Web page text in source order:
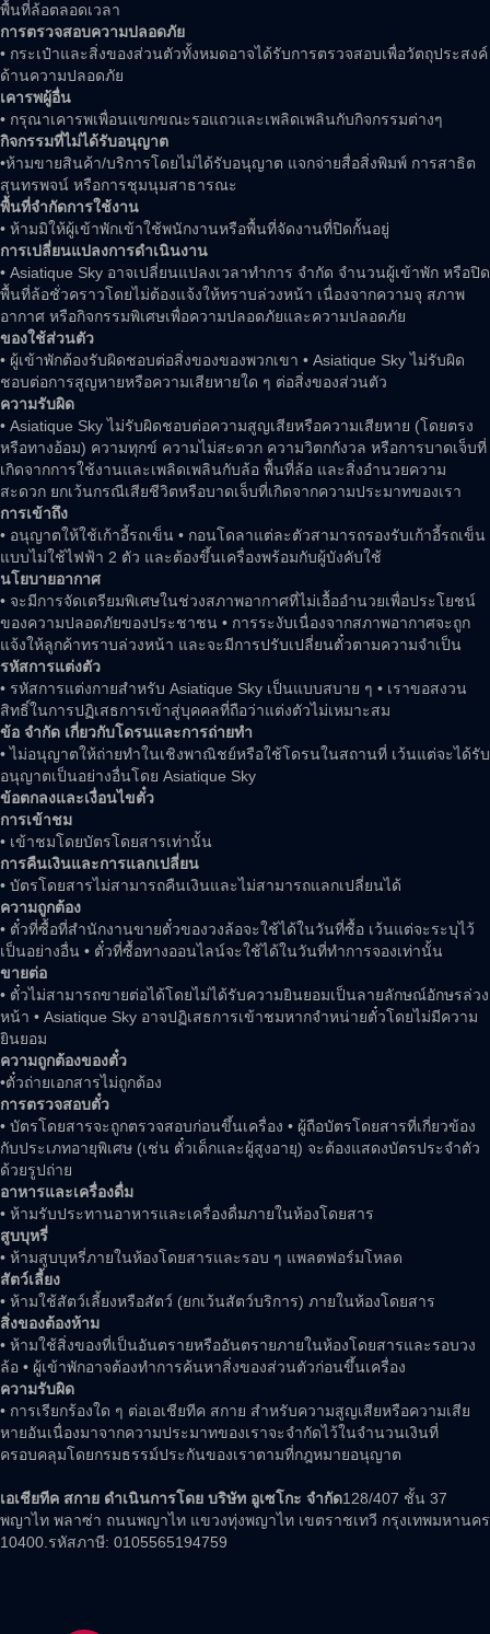
พื้นที่ล้อตลอดเวลา
การตรวจสอบความปลอดภัย
• กระเป๋าและสิ่งของส่วนตัวทั้งหมดอาจได้รับการตรวจสอบเพื่อวัตถุประสงค์
ด้านความปลอดภัย
เคารพผู้อื่น
• กรุณาเคารพเพื่อนแขกขณะรอแถวและเพลิดเพลินกับกิจกรรมต่างๆ
กิจกรรมที่ไม่ได้รับอนุญาต
•ห้ามขายสินค้า/บริการโดยไม่ได้รับอนุญาต แจกจ่ายสื่อสิ่งพิมพ์ การสาธิต
สุนทรพจน์ หรือการชุมนุมสาธารณะ
พื้นที่จำกัดการใช้งาน
• ห้ามมิให้ผู้เข้าพักเข้าใช้พนักงานหรือพื้นที่จัดงานที่ปิดกั้นอยู่
การเปลี่ยนแปลงการดำเนินงาน
• Asiatique Sky อาจเปลี่ยนแปลงเวลาทำการ จำกัด จำนวนผู้เข้าพัก หรือปิด
พื้นที่ล้อชั่วคราวโดยไม่ต้องแจ้งให้ทราบล่วงหน้า เนื่องจากความจุ สภาพ
อากาศ หรือกิจกรรมพิเศษเพื่อความปลอดภัยและความปลอดภัย
ของใช้ส่วนตัว
• ผู้เข้าพักต้องรับผิดชอบต่อสิ่งของของพวกเขา • Asiatique Sky ไม่รับผิด
ชอบต่อการสูญหายหรือความเสียหายใด ๆ ต่อสิ่งของส่วนตัว
ความรับผิด
• Asiatique Sky ไม่รับผิดชอบต่อความสูญเสียหรือความเสียหาย (โดยตรง
หรือทางอ้อม) ความทุกข์ ความไม่สะดวก ความวิตกกังวล หรือการบาดเจ็บที่
เกิดจากการใช้งานและเพลิดเพลินกับล้อ พื้นที่ล้อ และสิ่งอำนวยความ
สะดวก ยกเว้นกรณีเสียชีวิตหรือบาดเจ็บที่เกิดจากความประมาทของเรา
การเข้าถึง
• อนุญาตให้ใช้เก้าอี้รถเข็น • กอนโดลาแต่ละตัวสามารถรองรับเก้าอี้รถเข็น
แบบไม่ใช้ไฟฟ้า 2 ตัว และต้องขึ้นเครื่องพร้อมกับผู้บังคับใช้
นโยบายอากาศ
• จะมีการจัดเตรียมพิเศษในช่วงสภาพอากาศที่ไม่เอื้ออำนวยเพื่อประโยชน์
ของความปลอดภัยของประชาชน • การระงับเนื่องจากสภาพอากาศจะถูก
แจ้งให้ลูกค้าทราบล่วงหน้า และจะมีการปรับเปลี่ยนตั๋วตามความจำเป็น
รหัสการแต่งตัว
• รหัสการแต่งกายสำหรับ Asiatique Sky เป็นแบบสบาย ๆ • เราขอสงวน
สิทธิ์ในการปฏิเสธการเข้าสู่บุคคลที่ถือว่าแต่งตัวไม่เหมาะสม
ข้อ จำกัด เกี่ยวกับโดรนและการถ่ายทำ
• ไม่อนุญาตให้ถ่ายทำในเชิงพาณิชย์หรือใช้โดรนในสถานที่ เว้นแต่จะได้รับ
อนุญาตเป็นอย่างอื่นโดย Asiatique Sky
ข้อตกลงและเงื่อนไขตั๋ว
การเข้าชม
• เข้าชมโดยบัตรโดยสารเท่านั้น
การคืนเงินและการแลกเปลี่ยน
• บัตรโดยสารไม่สามารถคืนเงินและไม่สามารถแลกเปลี่ยนได้
ความถูกต้อง
• ตั๋วที่ซื้อที่สำนักงานขายตั๋วของวงล้อจะใช้ได้ในวันที่ซื้อ เว้นแต่จะระบุไว้
เป็นอย่างอื่น • ตั๋วที่ซื้อทางออนไลน์จะใช้ได้ในวันที่ทำการจองเท่านั้น
ขายต่อ
• ตั๋วไม่สามารถขายต่อได้โดยไม่ได้รับความยินยอมเป็นลายลักษณ์อักษรล่วง
หน้า • Asiatique Sky อาจปฏิเสธการเข้าชมหากจำหน่ายตั๋วโดยไม่มีความ
ยินยอม
ความถูกต้องของตั๋ว
•ตั๋วถ่ายเอกสารไม่ถูกต้อง
การตรวจสอบตั๋ว
• บัตรโดยสารจะถูกตรวจสอบก่อนขึ้นเครื่อง • ผู้ถือบัตรโดยสารที่เกี่ยวข้อง
กับประเภทอายุพิเศษ (เช่น ตั๋วเด็กและผู้สูงอายุ) จะต้องแสดงบัตรประจำตัว
ด้วยรูปถ่าย
อาหารและเครื่องดื่ม
• ห้ามรับประทานอาหารและเครื่องดื่มภายในห้องโดยสาร
สูบบุหรี่
• ห้ามสูบบุหรี่ภายในห้องโดยสารและรอบ ๆ แพลตฟอร์มโหลด
สัตว์เลี้ยง
• ห้ามใช้สัตว์เลี้ยงหรือสัตว์ (ยกเว้นสัตว์บริการ) ภายในห้องโดยสาร
สิ่งของต้องห้าม
• ห้ามใช้สิ่งของที่เป็นอันตรายหรืออันตรายภายในห้องโดยสารและรอบวง
ล้อ • ผู้เข้าพักอาจต้องทำการค้นหาสิ่งของส่วนตัวก่อนขึ้นเครื่อง
ความรับผิด
• การเรียกร้องใด ๆ ต่อเอเชียทีค สกาย สำหรับความสูญเสียหรือความเสีย
หายอันเนื่องมาจากความประมาทของเราจะจำกัดไว้ในจำนวนเงินที่
ครอบคลุมโดยกรมธรรม์ประกันของเราตามที่กฎหมายอนุญาต
เอเชียทีค สกาย ดำเนินการโดย บริษัท อูเซโกะ จำกัด128/407 ชั้น 37
พญาไท พลาซ่า ถนนพญาไท แขวงทุ่งพญาไท เขตราชเทวี กรุงเทพมหานคร
10400.รหัสภาษี: 0105565194759